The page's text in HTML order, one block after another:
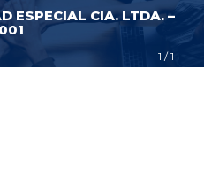
1 / 1
ESPECIAL CIA. LTDA. –